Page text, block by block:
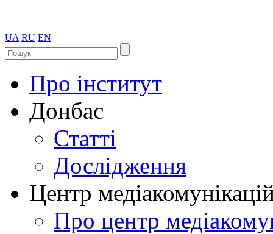
UA RU EN
Про інститут
Донбас
Статті
Дослідження
Центр
Про центр